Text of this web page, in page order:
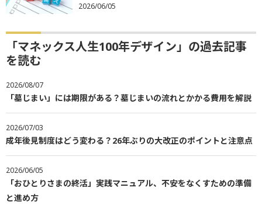
2026/06/05
「マネックス人生100年デザイン」の過去記事
を読む
2026/08/07
「墓じまい」には期限がある？墓じまいの流れとかかる費用を解説
2026/07/03
成年後見制度はどう変わる？26年ぶりの大改正のポイントと注意点
2026/06/05
「おひとりさまの終活」実践マニュアル、不安をなくすための準備
と進め方